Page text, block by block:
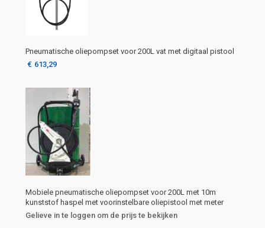
Pneumatische oliepompset voor 200L vat met digitaal pistool
€ 613,29
Mobiele pneumatische oliepompset voor 200L met 10m
kunststof haspel met voorinstelbare oliepistool met meter
Gelieve in te loggen om de prijs te bekijken